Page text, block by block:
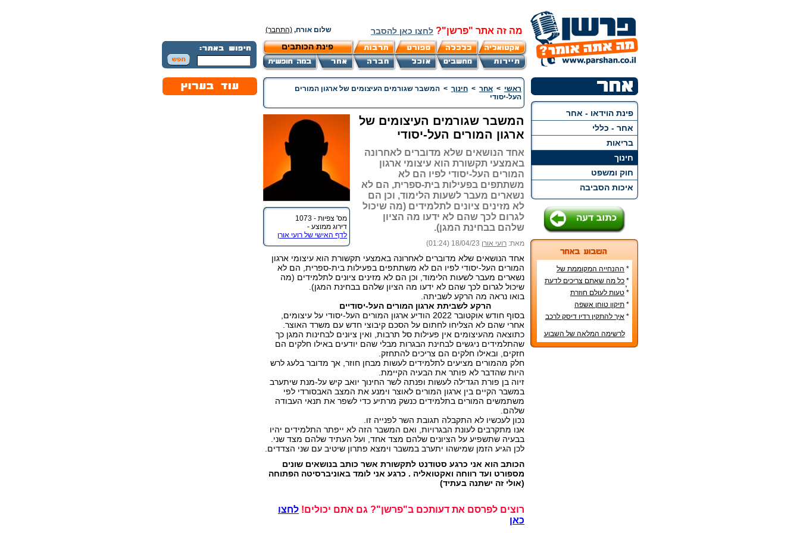
מה זה אתר "פרשן"? לחצו כאן להסבר שלום אורח, (התחבר)
פינת הכותבים
פינת הוידאו - אחר
אחר - כללי
בריאות
חינוך
חוק ומשפט
איכות הסביבה
* ההנחייה המקוממת של
משרד החינוך
* כל מה שאתם צריכים לדעת
לפני קניית מטבח חדש
* טעות לעולם חוזרת
* תיקון טוחן אשפה
* איך להתקין רדיו דיסק לרכב
לרשימה המלאה של השבוע
ראשי > אחר > חינוך > המשבר שגורמים העיצומים של ארגון המורים
העל-יסודי
מס' צפיות - 1073
דירוג ממוצע -
לדף האישי של רועי אורן
המשבר שגורמים העיצומים של
ארגון המורים העל-יסודי
אחד הנושאים שלא מדוברים לאחרונה
באמצעי תקשורת הוא עיצומי ארגון
המורים העל-יסודי לפיו הם לא
משתתפים בפעילות בית-ספרית, הם לא
נשארים מעבר לשעות הלימוד, וכן הם
לא מזינים ציונים לתלמידים (מה שיכול
לגרום לכך שהם לא ידעו מה הציון
שלהם בבחינת המגן).
מאת: רועי אורן 18/04/23 (01:24)
אחד הנושאים שלא מדוברים לאחרונה באמצעי תקשורת הוא עיצומי ארגון
המורים העל-יסודי לפיו הם לא משתתפים בפעילות בית-ספרית, הם לא
נשארים מעבר לשעות הלימוד, וכן הם לא מזינים ציונים לתלמידים (מה
שיכול לגרום לכך שהם לא ידעו מה הציון שלהם בבחינת המגן).
בואו נראה מה הרקע לשביתה.
הרקע לשביתת ארגון המורים העל-יסודיים
בסוף חודש אוקטובר 2022 הודיע ארגון המורים העל-יסודי על עיצומים,
אחרי שהם לא הצליחו לחתום על הסכם קיבוצי חדש עם משרד האוצר.
כתוצאה מהעיצומים אין פעילות סל תרבות, ואין ציונים לבחינות המגן כך
שהתלמידים ניגשים לבחינת הבגרות מבלי שהם יודעים באילו חלקים הם
חזקים, ובאילו חלקים הם צריכים להתחזק.
חלק מהמורים מציעים לתלמידים לעשות מבחן חוזר, אך מדובר בלעג לרש
היות שהדבר לא פותר את הבעיה הקיימת.
זיוה בן פורת הגדילה לעשות ופנתה לשר החינוך יואב קיש על-מנת שיתערב
במשבר הקיים בין ארגון המורים לאוצר וימנע את המצב האבסורדי לפי
משתמשים המורים בתלמידים כנשק מרתיע כדי לשפר את תנאי העבודה
שלהם.
נכון לעכשיו לא התקבלה תגובת השר לפנייה זו.
אנו מתקרבים לעונת הבגרויות, ואם המשבר הזה לא ייפתר התלמידים יהיו
בבעיה שתשפיע על הציונים שלהם מצד אחד, ועל העתיד שלהם מצד שני.
לכן הגיע הזמן שמישהו יתערב במשבר וימצא פתרון שיטיב עם שני הצדדים.
הכותב הוא אני כרגע סטודנט לתקשורת אשר כותב בנושאים שונים
מספורט ועד רווחה ואקטואליה . כרגע אני לומד באוניברסיטה הפתוחה
(אולי זה ישתנה בעתיד)
רוצים לפרסם את דעותכם ב"פרשן"? גם אתם יכולים! לחצו
כאן